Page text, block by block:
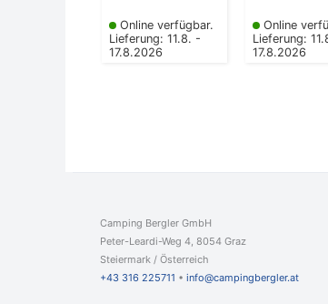
Online verfügbar.
Lieferung: 11.8. -
17.8.2026
Online
Lieferung:
17.8.2026
Camping Bergler GmbH
Peter-Leardi-Weg 4, 8054 Graz
Steiermark / Österreich​
+43 316 225711 ​ • info@campingbergler.at​